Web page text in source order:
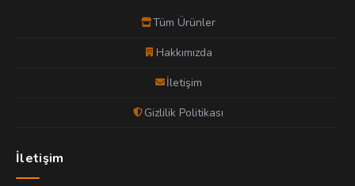
Tüm Ürünler
Hakkımızda
İletişim
Gizlilik Politikası
İletişim